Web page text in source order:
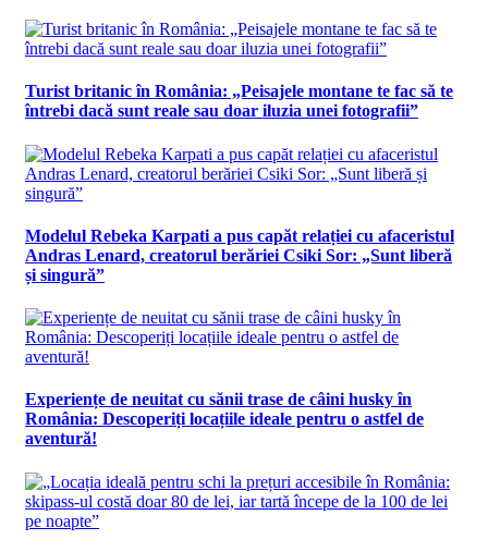
Turist britanic în România: „Peisajele montane te fac să te
întrebi dacă sunt reale sau doar iluzia unei fotografii”
Modelul Rebeka Karpati a pus capăt relației cu afaceristul
Andras Lenard, creatorul berăriei Csiki Sor: „Sunt liberă
și singură”
Experiențe de neuitat cu sănii trase de câini husky în
România: Descoperiți locațiile ideale pentru o astfel de
aventură!